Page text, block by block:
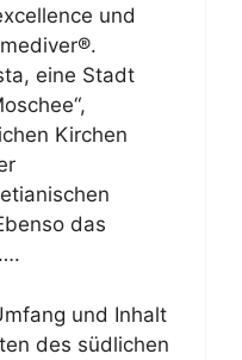
und
eine Stadt
Kirchen
das
und Inhalt
des südlichen